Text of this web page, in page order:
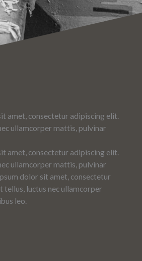
amet, consectetur adipiscing elit.
ullamcorper mattis, pulvinar
amet, consectetur adipiscing elit.
ullamcorper mattis, pulvinar
dolor sit amet, consectetur
tellus, luctus nec ullamcorper
leo.